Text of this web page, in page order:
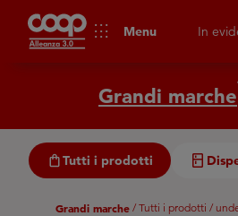
apps Menu In
Grandi marche
Tutti i prodotti
Grandi marche / Tutti i prodotti /